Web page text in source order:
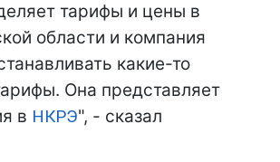
тарифы и цены в
области и компания
какие-то
Она представляет
в НКРЭ", - сказал